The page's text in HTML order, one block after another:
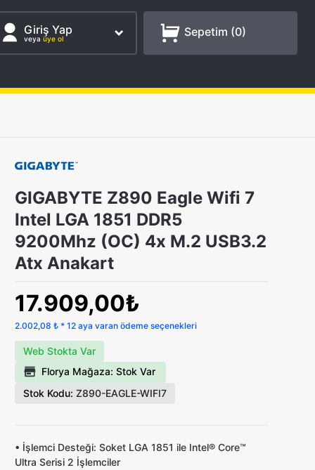
Giriş Yap
veya üye ol Sepetim (0)
GIGABYTE Z890 Eagle Wifi 7
Intel LGA 1851 DDR5
9200Mhz (OC) 4x M.2 USB3.2
Atx Anakart
17.909,00₺
2.002,08 ₺ * 12 aya varan ödeme seçenekleri
Web Stokta Var
Florya Mağaza: Stok Var
Stok Kodu: Z890-EAGLE-WIFI7
• İşlemci Desteği: Soket LGA 1851 ile Intel® Core™
Ultra Serisi 2 İşlemciler